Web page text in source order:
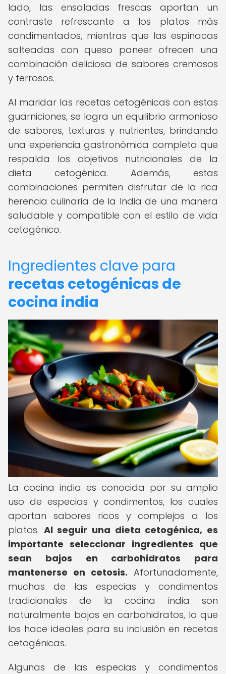
lado, las ensaladas frescas aportan un
contraste refrescante a los platos más
condimentados, mientras que las espinacas
salteadas con queso paneer ofrecen una
combinación deliciosa de sabores cremosos
y terrosos.
Al maridar las recetas cetogénicas con estas
guarniciones, se logra un equilibrio armonioso
de sabores, texturas y nutrientes, brindando
una experiencia gastronómica completa que
respalda los objetivos nutricionales de la
dieta cetogénica. Además, estas
combinaciones permiten disfrutar de la rica
herencia culinaria de la India de una manera
saludable y compatible con el estilo de vida
cetogénico.
Ingredientes clave para
recetas cetogénicas de
cocina india
La cocina india es conocida por su amplio
uso de especias y condimentos, los cuales
aportan sabores ricos y complejos a los
platos. Al seguir una dieta cetogénica, es
importante seleccionar ingredientes que
sean bajos en carbohidratos para
mantenerse en cetosis. Afortunadamente,
muchas de las especias y condimentos
tradicionales de la cocina india son
naturalmente bajos en carbohidratos, lo que
los hace ideales para su inclusión en recetas
cetogénicas.
Algunas de las especias y condimentos